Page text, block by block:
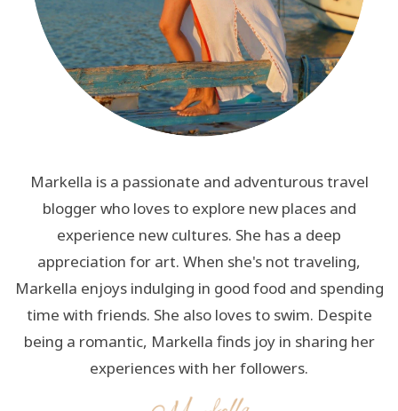
Markella is a passionate and adventurous travel
blogger who loves to explore new places and
experience new cultures. She has a deep
appreciation for art. When she's not traveling,
Markella enjoys indulging in good food and spending
time with friends. She also loves to swim. Despite
being a romantic, Markella finds joy in sharing her
experiences with her followers.